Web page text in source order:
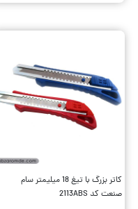
کاتر بزرگ با تیغ 18 میلیمتر سام
صنعت کد 2113ABS